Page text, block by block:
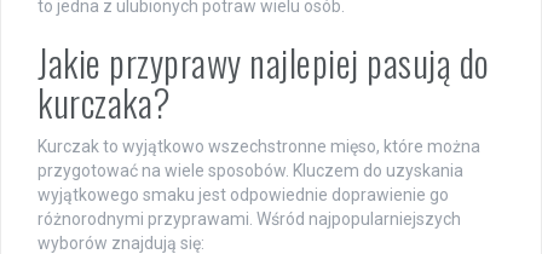
to jedna z ulubionych potraw wielu osób.
Jakie przyprawy najlepiej pasują do
kurczaka?
Kurczak to wyjątkowo wszechstronne mięso, które można
przygotować na wiele sposobów. Kluczem do uzyskania
wyjątkowego smaku jest odpowiednie doprawienie go
różnorodnymi przyprawami. Wśród najpopularniejszych
wyborów znajdują się: